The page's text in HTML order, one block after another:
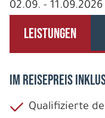
02.09. - 11.09.2026
LEISTUNGEN
IM REISEPREIS
Qualifizierte